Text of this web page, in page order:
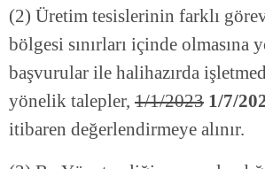
(2) Üretim tesislerinin farklı
bölgesi sınırları içinde olmasına
başvurular ile halihazırda
yönelik talepler, 1/1/2023 1/7/
itibaren değerlendirmeye alınır.